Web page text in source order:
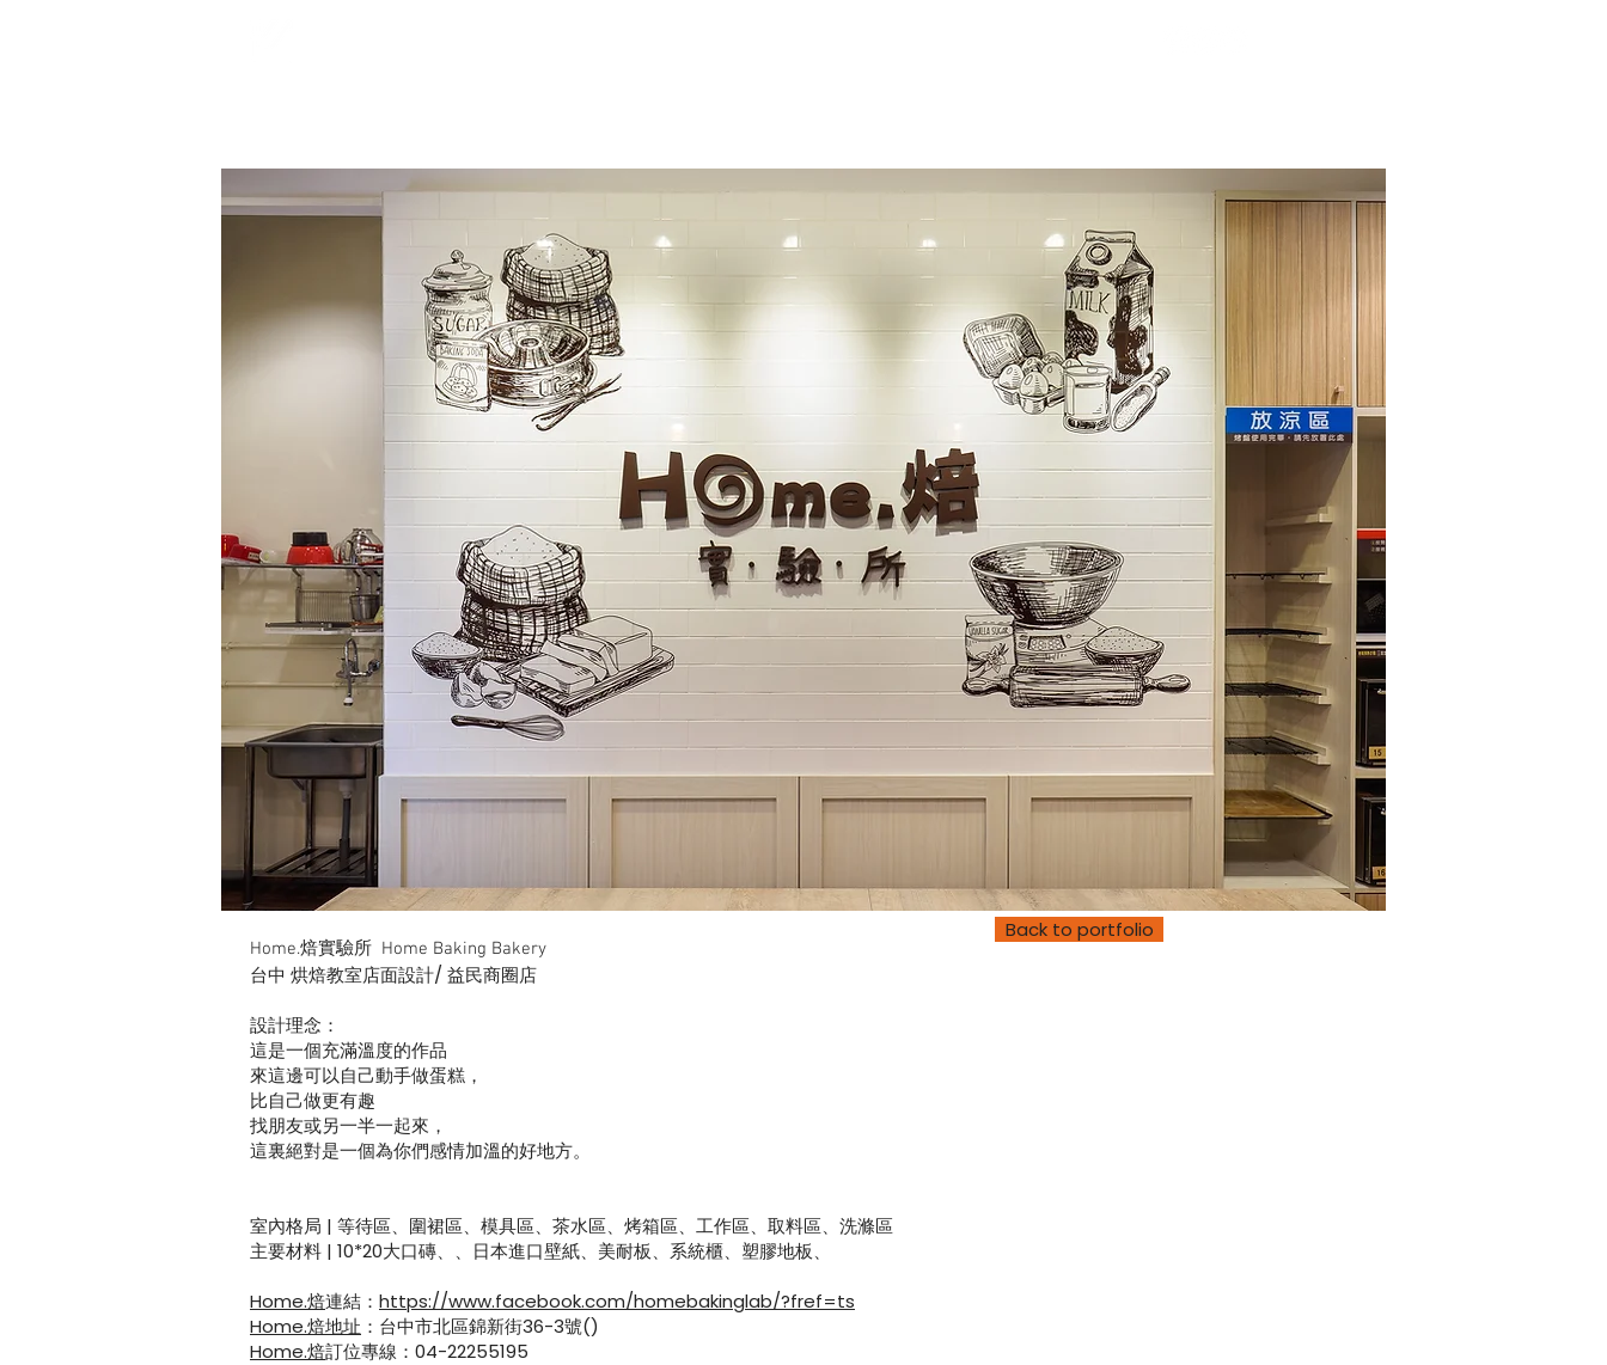
Home.焙實驗所 Home Baking Bakery
台中 烘焙教室店面設計/ 益民商圈店
設計理念：
這是一個充滿溫度的作品
來這邊可以自己動手做蛋糕，
比自己做更有趣
找朋友或另一半一起來，
這裏絕對是一個為你們感情加溫的好地方。
室內格局 | 等待區、圍裙區、模具區、茶水區、烤箱區、工作區、取料區、洗滌區
主要材料 | 10*20大口磚、、日本進口壁紙、美耐板、系統櫃、塑膠地板、
Home.焙連結： https://www.facebook.com/homebakinglab/?fref=ts
Home.焙地址 ：台中市北區錦新街36-3號()
Home.焙訂位專線：04-22255195
Back to portfolio